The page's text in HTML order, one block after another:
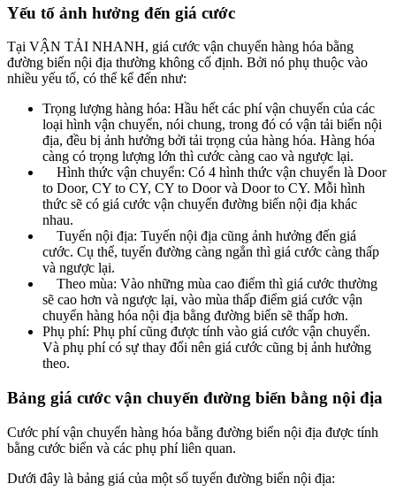
Yếu tố ảnh hưởng đến giá cước
Tại VẬN TẢI NHANH, giá cước vận chuyển hàng hóa bằng
đường biển nội địa thường không cố định. Bởi nó phụ thuộc vào
nhiều yếu tố, có thể kể đến như:
Trọng lượng hàng hóa: Hầu hết các phí vận chuyển của các
loại hình vận chuyển, nói chung, trong đó có vận tải biển nội
địa, đều bị ảnh hưởng bởi tải trọng của hàng hóa. Hàng hóa
càng có trọng lượng lớn thì cước càng cao và ngược lại.
Hình thức vận chuyển: Có 4 hình thức vận chuyển là Door
to Door, CY to CY, CY to Door và Door to CY. Mỗi hình
thức sẽ có giá cước vận chuyển đường biển nội địa khác
nhau.
Tuyến nội địa: Tuyến nội địa cũng ảnh hưởng đến giá
cước. Cụ thể, tuyến đường càng ngắn thì giá cước càng thấp
và ngược lại.
Theo mùa: Vào những mùa cao điểm thì giá cước thường
sẽ cao hơn và ngược lại, vào mùa thấp điểm giá cước vận
chuyển hàng hóa nội địa bằng đường biển sẽ thấp hơn.
Phụ phí: Phụ phí cũng được tính vào giá cước vận chuyển.
Và phụ phí có sự thay đổi nên giá cước cũng bị ảnh hưởng
theo.
Bảng giá cước vận chuyển đường biển bằng nội địa
Cước phí vận chuyển hàng hóa bằng đường biển nội địa được tính
bằng cước biển và các phụ phí liên quan.
Dưới đây là bảng giá của một số tuyến đường biển nội địa: